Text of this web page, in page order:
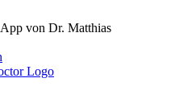
von Dr. Matthias